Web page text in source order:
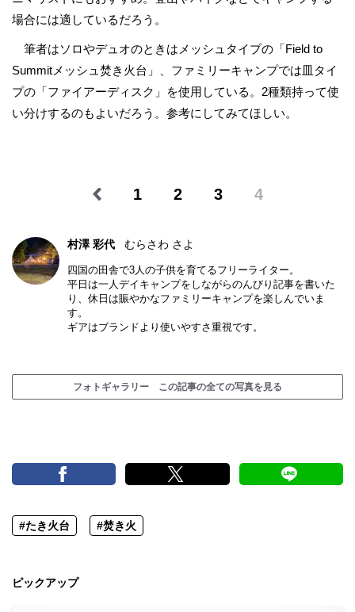
場合には適しているだろう。
筆者はソロやデュオのときはメッシュタイプの「Field to
Summitメッシュ焚き火台」、ファミリーキャンプでは皿タイ
プの「ファイアーディスク」を使用している。2種類持って使
い分けするのもよいだろう。参考にしてみてほしい。
1 2 3 4
村澤 彩代 むらさわ さよ
四国の田舎で3人の子供を育てるフリーライター。
平日は一人デイキャンプをしながらのんびり記事を書いた
り、休日は賑やかなファミリーキャンプを楽しんでいま
す。
ギアはブランドより使いやすさ重視です。
フォトギャラリー この記事の全ての写真を見る
#たき火台 #焚き火
ピックアップ